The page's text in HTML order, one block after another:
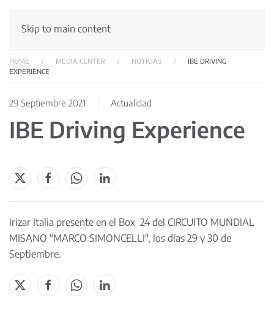
Skip to main content
HOME MEDIA CENTER NOTICIAS
IBE DRIVING
EXPERIENCE
29 Septiembre 2021 Actualidad
IBE Driving Experience
Irizar Italia presente en el Box 24 del CIRCUITO MUNDIAL
MISANO "MARCO SIMONCELLI", los días 29 y 30 de
Septiembre.